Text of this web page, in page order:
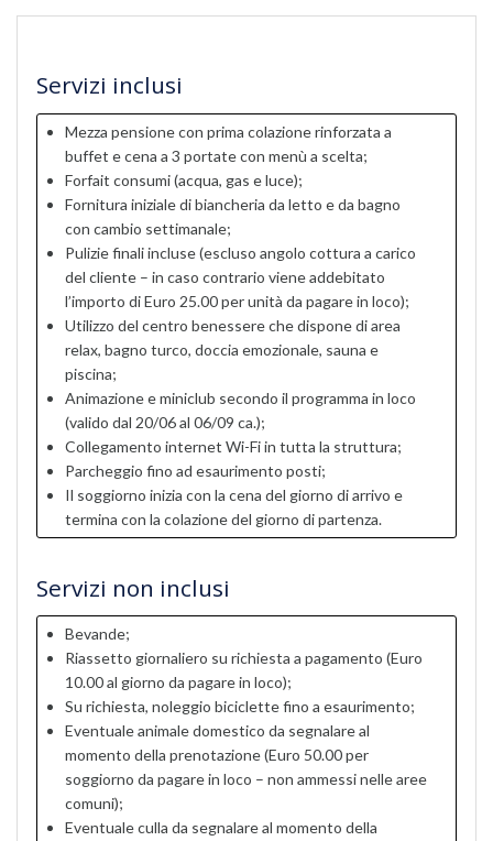
Servizi inclusi
Mezza pensione con prima colazione rinforzata a
buffet e cena a 3 portate con menù a scelta;
Forfait consumi (acqua, gas e luce);
Fornitura iniziale di biancheria da letto e da bagno
con cambio settimanale;
Pulizie finali incluse (escluso angolo cottura a carico
del cliente – in caso contrario viene addebitato
l’importo di Euro 25.00 per unità da pagare in loco);
Utilizzo del centro benessere che dispone di area
relax, bagno turco, doccia emozionale, sauna e
piscina;
Animazione e miniclub secondo il programma in loco
(valido dal 20/06 al 06/09 ca.);
Collegamento internet Wi-Fi in tutta la struttura;
Parcheggio fino ad esaurimento posti;
Il soggiorno inizia con la cena del giorno di arrivo e
termina con la colazione del giorno di partenza.
Servizi non inclusi
Bevande;
Riassetto giornaliero su richiesta a pagamento (Euro
10.00 al giorno da pagare in loco);
Su richiesta, noleggio biciclette fino a esaurimento;
Eventuale animale domestico da segnalare al
momento della prenotazione (Euro 50.00 per
soggiorno da pagare in loco – non ammessi nelle aree
comuni);
Eventuale culla da segnalare al momento della